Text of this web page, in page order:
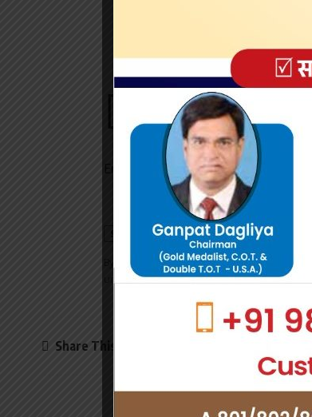
Sign Up For
Be keep up! Get the latest
Email address:
By signing up, you agree to ourTerms of Use
unsubscribe at any time.
Share This Article